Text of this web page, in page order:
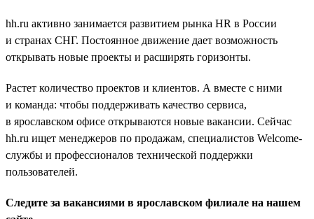
hh.ru активно занимается развитием рынка HR в России
и странах СНГ. Постоянное движение дает возможность
открывать новые проекты и расширять горизонты.
Растет количество проектов и клиентов. А вместе с ними
и команда: чтобы поддерживать качество сервиса,
в ярославском офисе открываются новые вакансии. Сейчас
hh.ru ищет менеджеров по продажам, специалистов Welcome-
службы и профессионалов технической поддержки
пользователей.
Следите за вакансиями в ярославском филиале на нашем